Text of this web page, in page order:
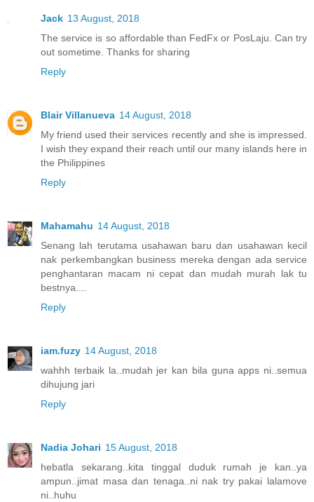
Jack 13 August, 2018
The service is so affordable than FedFx or PosLaju. Can try
out sometime. Thanks for sharing
Reply
Blair Villanueva 14 August, 2018
My friend used their services recently and she is impressed.
I wish they expand their reach until our many islands here in
the Philippines
Reply
Mahamahu 14 August, 2018
Senang lah terutama usahawan baru dan usahawan kecil
nak perkembangkan business mereka dengan ada service
penghantaran macam ni cepat dan mudah murah lak tu
bestnya....
Reply
iam.fuzy 14 August, 2018
wahhh terbaik la..mudah jer kan bila guna apps ni..semua
dihujung jari
Reply
Nadia Johari 15 August, 2018
hebatla sekarang..kita tinggal duduk rumah je kan..ya
ampun..jimat masa dan tenaga..ni nak try pakai lalamove
ni..huhu